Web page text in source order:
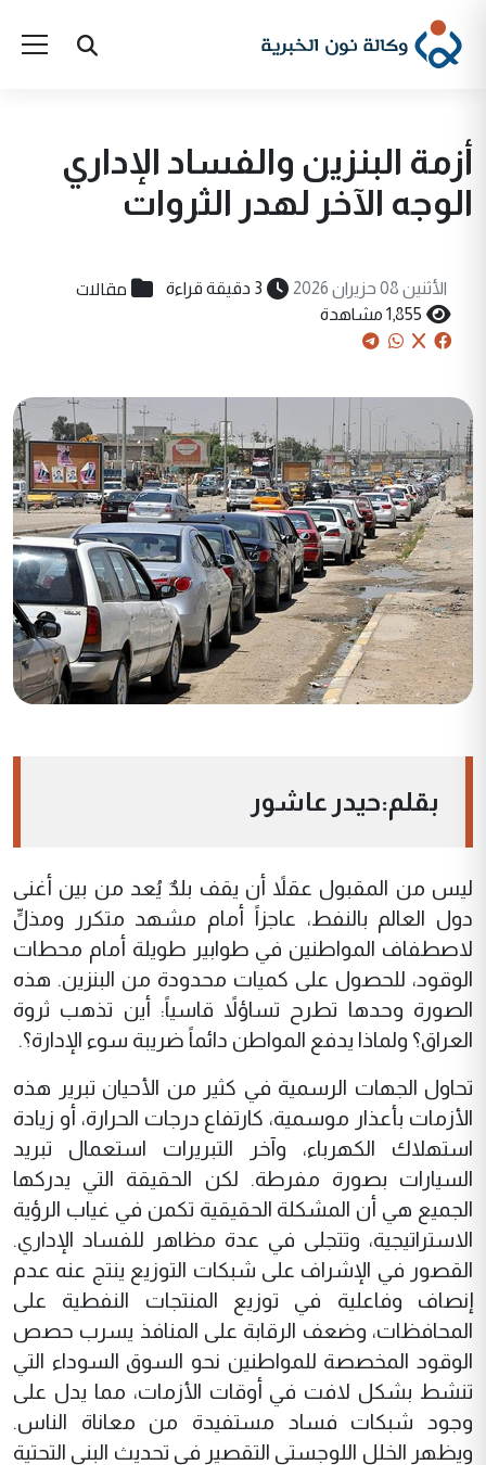
أزمة البنزين والفساد الإداري
الوجه الآخر لهدر الثروات
الأثنين 08 حزيران 2026 3 دقيقة قراءة مقالات
1,855 مشاهدة
بقلم:حيدر عاشور
ليس من المقبول عقلاً أن يقف بلدٌ يُعد من بين أغنى
دول العالم بالنفط، عاجزاً أمام مشهد متكرر ومذلٍّ
لاصطفاف المواطنين في طوابير طويلة أمام محطات
الوقود، للحصول على كميات محدودة من البنزين. هذه
الصورة وحدها تطرح تساؤلاً قاسياً: أين تذهب ثروة
العراق؟ ولماذا يدفع المواطن دائماً ضريبة سوء الإدارة؟.
تحاول الجهات الرسمية في كثير من الأحيان تبرير هذه
الأزمات بأعذار موسمية، كارتفاع درجات الحرارة، أو زيادة
استهلاك الكهرباء، وآخر التبريرات استعمال تبريد
السيارات بصورة مفرطة. لكن الحقيقة التي يدركها
الجميع هي أن المشكلة الحقيقية تكمن في غياب الرؤية
الاستراتيجية، وتتجلى في عدة مظاهر للفساد الإداري.
القصور في الإشراف على شبكات التوزيع ينتج عنه عدم
إنصاف وفاعلية في توزيع المنتجات النفطية على
المحافظات، وضعف الرقابة على المنافذ يسرب حصص
الوقود المخصصة للمواطنين نحو السوق السوداء التي
تنشط بشكل لافت في أوقات الأزمات، مما يدل على
وجود شبكات فساد مستفيدة من معاناة الناس.
ويظهر الخلل اللوجستي التقصير في تحديث البنى التحتية